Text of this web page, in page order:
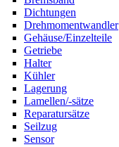
Dichtungen
Drehmomentwandler
Gehäuse/Einzelteile
Getriebe
Halter
Kühler
Lagerung
Lamellen/-sätze
Reparatursätze
Seilzug
Sensor